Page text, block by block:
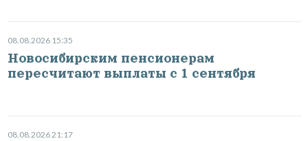
08.08.2026 15:35
Новосибирским пенсионерам
пересчитают выплаты с 1 сентября
08.08.2026 21:17